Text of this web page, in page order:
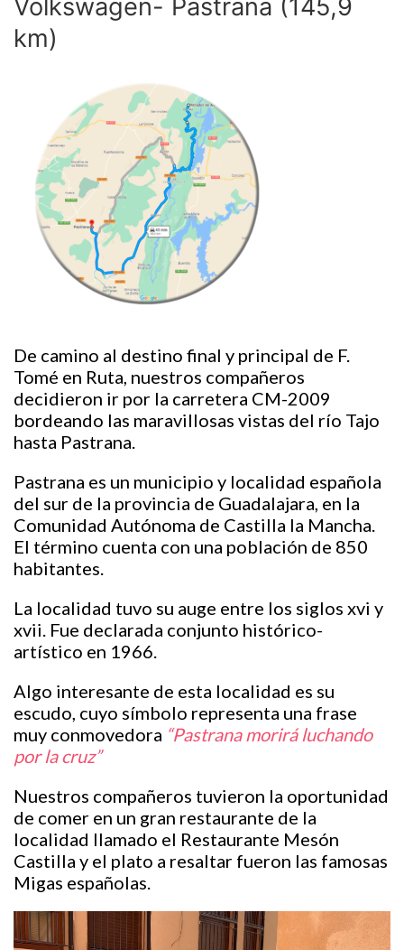
Volkswagen- Pastrana (145,9
km)
De camino al destino final y principal de F.
Tomé en Ruta, nuestros compañeros
decidieron ir por la carretera CM-2009
bordeando las maravillosas vistas del río Tajo
hasta Pastrana.
Pastrana es un municipio y localidad española
del sur de la provincia de Guadalajara, en la
Comunidad Autónoma de Castilla la Mancha.
El término cuenta con una población de 850
habitantes.
La localidad tuvo su auge entre los siglos xvi y
xvii. Fue declarada conjunto histórico-
artístico en 1966.
Algo interesante de esta localidad es su
escudo, cuyo símbolo representa una frase
muy conmovedora “Pastrana morirá luchando
por la cruz”
Nuestros compañeros tuvieron la oportunidad
de comer en un gran restaurante de la
localidad llamado el Restaurante Mesón
Castilla y el plato a resaltar fueron las famosas
Migas españolas.